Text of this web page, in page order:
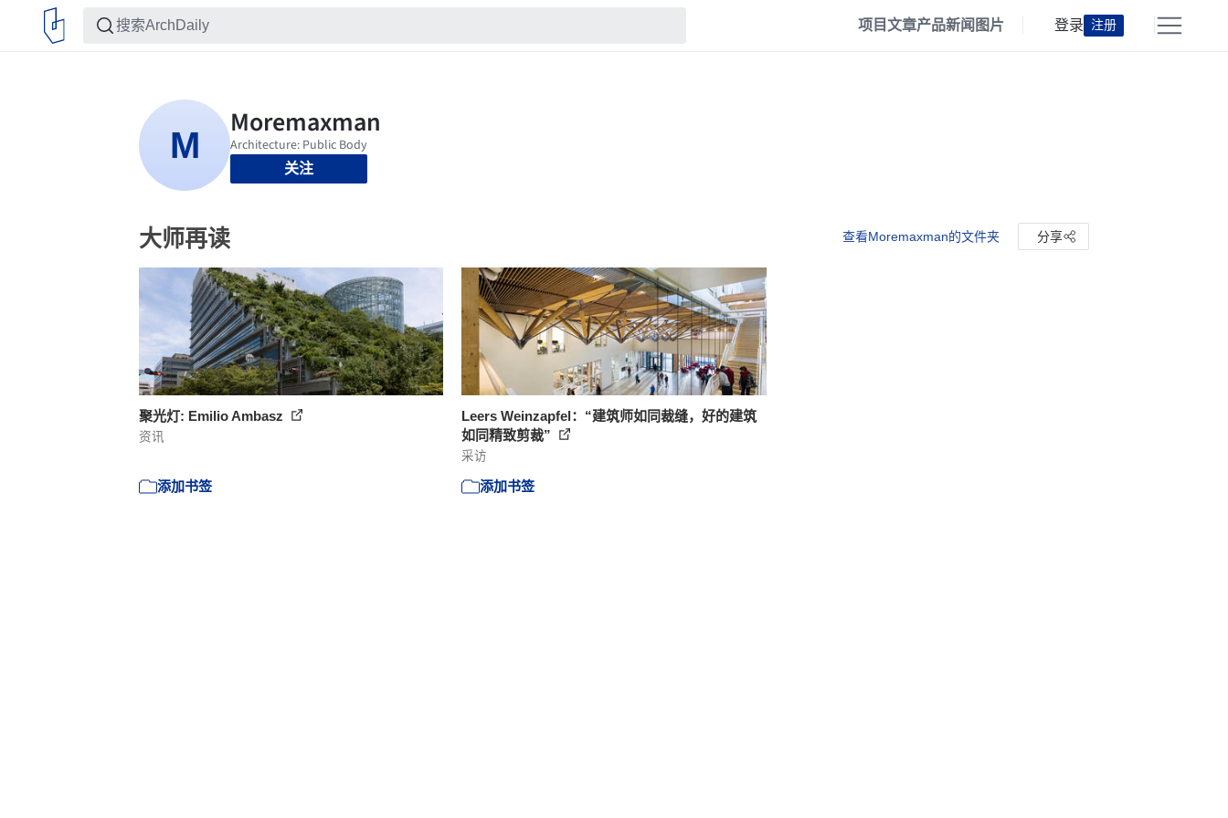
项目文章产品新闻 图片 登录 注册
关注
大师再读 查看Moremaxman的文件夹 分享
聚光灯: Emilio Ambasz
资讯
添加书签
Leers Weinzapfel：“建筑师如同裁缝，好的建筑
如同精致剪裁”
采访
添加书签